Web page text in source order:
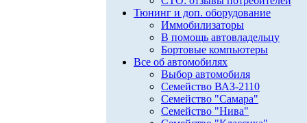
Тюнинг и доп. оборудование
Иммобилизаторы
В помощь автовладельцу
Бортовые компьютеры
Все об автомобилях
Выбор автомобиля
Семейство ВАЗ-2110
Семейство "Самара"
Семейство "Нива"